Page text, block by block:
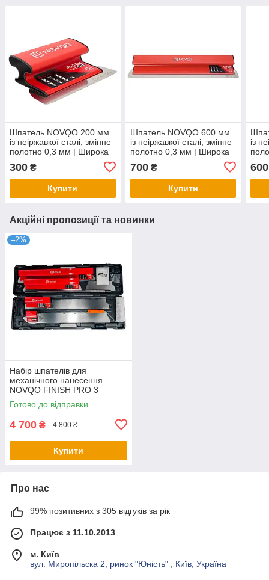
Шпатель NOVQO 200 мм
із неіржавкої сталі, змінне
полотно 0,3 мм | Широка
300 ₴
Купити
Шпатель NOVQO 600 мм
із неіржавкої сталі, змінне
полотно 0,3 мм | Широка
700₴
Купити
із
600
Акційні пропозиції та новинки
–2%
Набір шпателів для
механічного нанесення
NOVQO FINISH PRO 3
(BP_1171)
Готово до відправки
4 700 ₴ 4 800 ₴
Купити
Про нас
99% позитивних з 305 відгуків за рік
Працює з 11.10.2013
м. Київ
вул. Миропільска 2, ринок "Юність" , Київ, Україна